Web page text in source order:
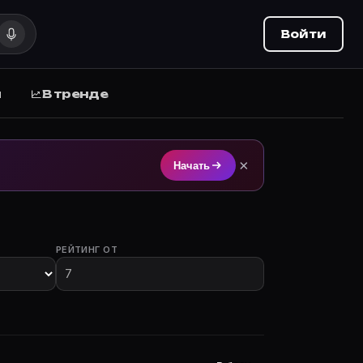
на Movie Planner (movie-planner.ru).
участием.
Войти
В тренде
Начать ×
РЕЙТИНГ ОТ